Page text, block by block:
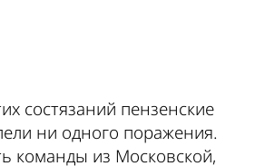
состязаний пензенские
ни одного поражения.
команды из Московской,